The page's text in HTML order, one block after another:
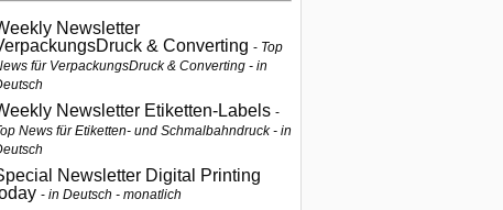
Newsletter
& Converting Top
für VerpackungsDruck & Converting - in
Newsletter Etiketten-Labels
News für Etiketten- und Schmalbahndruck - in
Newsletter Digital Printing
in Deutsch - monatlich